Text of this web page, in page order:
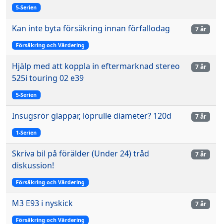
5-Serien
Kan inte byta försäkring innan förfallodag
Försäkring och Värdering
7 år
Hjälp med att koppla in eftermarknad stereo
525i touring 02 e39
5-Serien
7 år
Insugsrör glappar, löprulle diameter? 120d
1-Serien
7 år
Skriva bil på förälder (Under 24) tråd
diskussion!
Försäkring och Värdering
7 år
M3 E93 i nyskick
Försäkring och Värdering
7 år